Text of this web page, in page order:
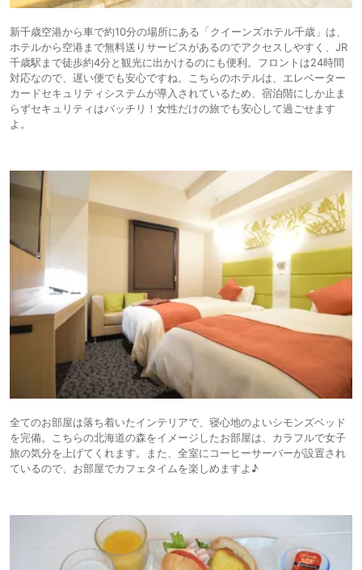
新千歳空港から車で約10分の場所にある「クイーンズホテル千歳」は、
ホテルから空港まで無料送りサービスがあるのでアクセスしやすく、JR
千歳駅まで徒歩約4分と観光に出かけるのにも便利。フロントは24時間
対応なので、遅い便でも安心ですね。こちらのホテルは、エレベーター
カードセキュリティシステムが導入されているため、宿泊階にしか止ま
らずセキュリティはバッチリ！女性だけの旅でも安心して過ごせます
よ。
全てのお部屋は落ち着いたインテリアで、寝心地のよいシモンズベッド
を完備。こちらの北海道の森をイメージしたお部屋は、カラフルで女子
旅の気分を上げてくれます。また、全室にコーヒーサーバーが設置され
ているので、お部屋でカフェタイムを楽しめますよ♪